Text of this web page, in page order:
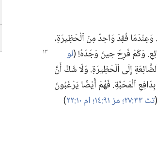
إِلَى مَثَلِ يَسُوعَ عَنْ رَجُلٍ يَمْلِكُ ١٠٠ خَرُوفٍ.‏ وَعِنْدَمَا فُقِدَ وَاحِدٌ مِنَ ٱلْحَظِيرَةِ،‏
وَكَمْ فَرِحَ حِينَ وَجَدَهُ!‏ (‏لو
إِلَى ٱلْحَظِيرَةِ.‏ وَلَا شَكَّ أَنَّ
ٱلْمَحَبَّةِ.‏ فَهُمْ أَيْضًا يَرْغَبُونَ
تث ٣٣:‏٢٧؛‏ مز ٩١:‏١٤؛‏ ام ١٠:‏٢٢
‏)‏